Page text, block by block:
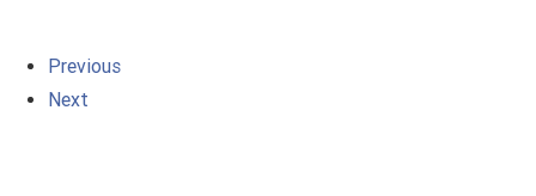
Previous
Next